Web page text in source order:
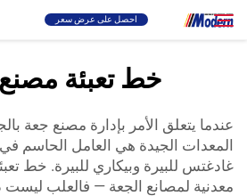
احصل على عرض سعر
تعبئة والتغليف
خط تعبئة
عندما يتعلق الأمر بإدارة مصنع جعة
المعدات الجيدة هي العامل الحاسم
غادغتس للبيرة وبيكاري للبيرة. خط
معدنية لمصانع الجعة — فالعلب